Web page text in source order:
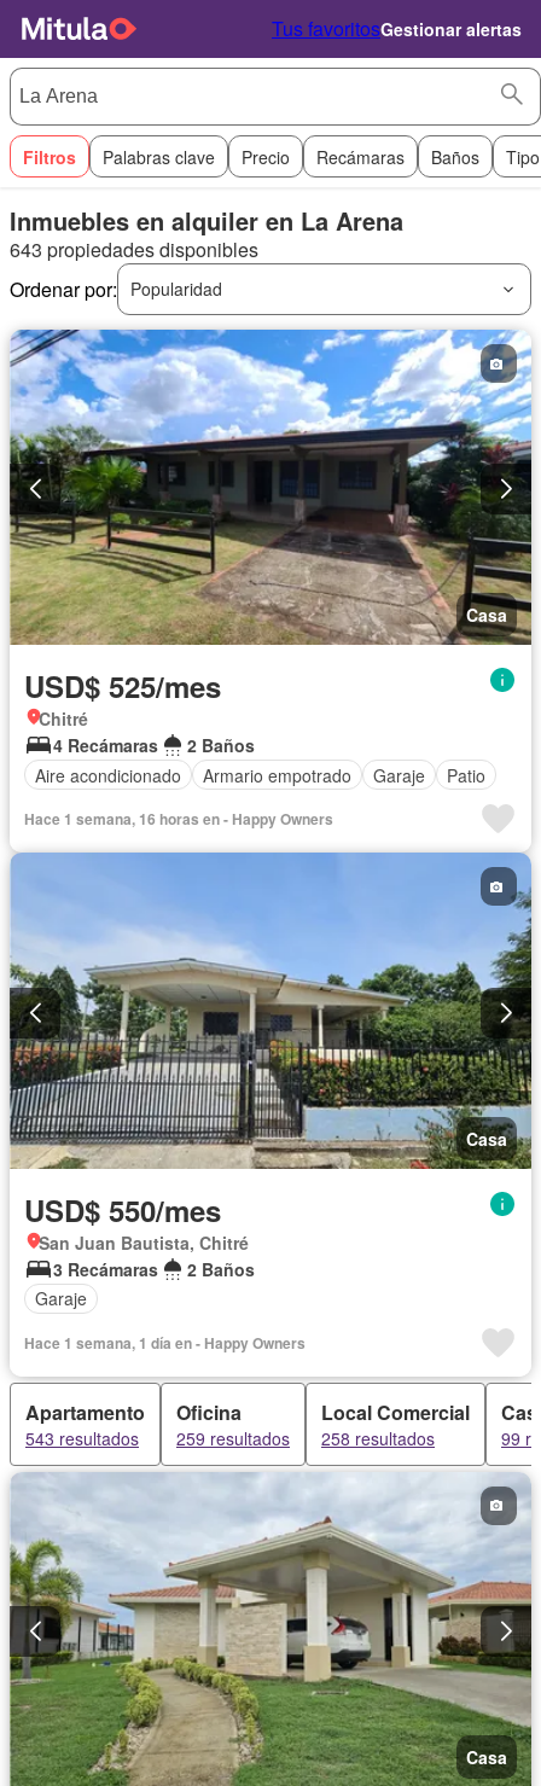
Tus favoritosGestionar alertas
Filtros Palabras clave Precio Recámaras Baños
Inmuebles en alquiler en La Arena
643 propiedades disponibles
Ordenar por:
Popularidad
Casa
USD$ 525/mes
Chitré
4 Recámaras
2 Baños
Aire acondicionado
Armario empotrado Garaje Patio
Hace 1 semana, 16 horas en - Happy Owners
Casa
USD$ 550/mes
San Juan Bautista, Chitré
3 Recámaras
2 Baños
Garaje
Hace 1 semana, 1 día en - Happy Owners
Apartamento
543 resultados
Oficina
259 resultados
Local Comercial
258 resultados 99
Casa